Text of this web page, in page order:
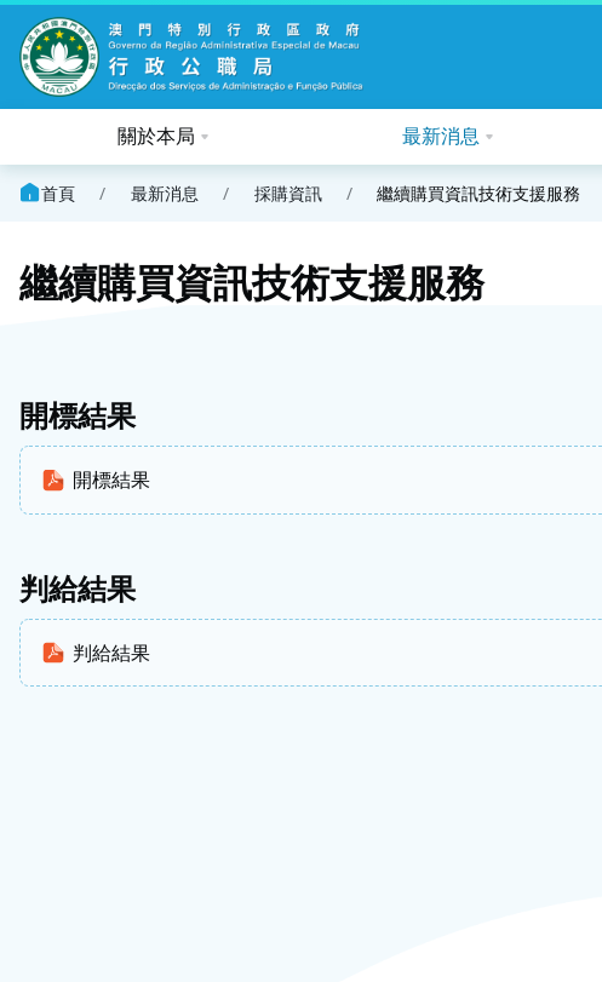
關於本局 最新消息
首頁 / 最新消息 / 採購資訊 / 繼續購買資訊技術支援‍服務
繼續購買資訊技術支援‍服務
開標結果
開標結果
判給結果
判給結果